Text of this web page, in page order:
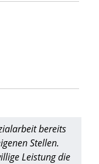
bereits
Stellen.
Leistung die